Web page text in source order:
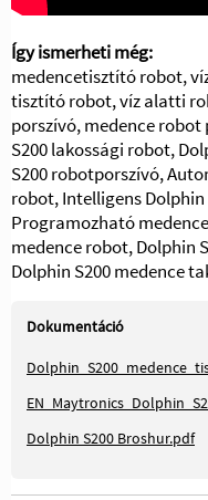
Így ismerheti még:
medencetisztító robot,
tisztító robot, víz alatti
porszívó, medence robot
S200 lakossági robot,
S200 robotporszívó,
robot, Intelligens
Programozható
medence robot, Dolphin
Dolphin S200 medence
Dokumentáció
Dolphin S200 Broshur.pdf